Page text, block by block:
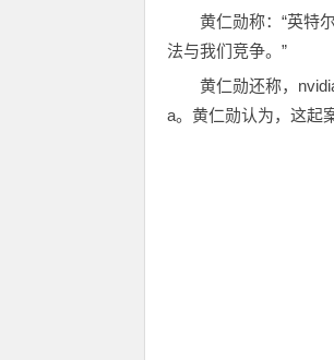
黄仁勋称：“英特
法与我们竞争。”
黄仁勋还称，
a。黄仁勋认为，这起